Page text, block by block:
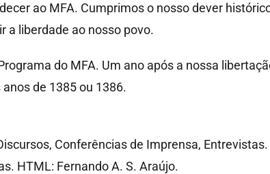
ao MFA. Cumprimos o nosso dever
a liberdade ao nosso povo.
do MFA. Um ano após a nossa
de 1385 ou 1386.
Conferências de Imprensa,
HTML: Fernando A. S. Araújo.